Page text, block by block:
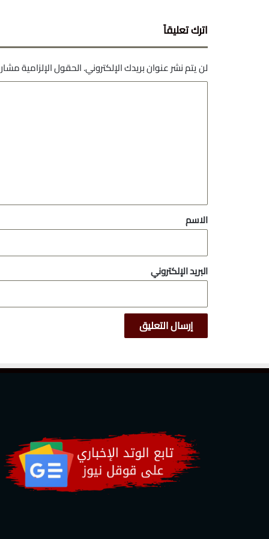
اترك تعليقاً
لن يتم نشر عنوان بريدك الإلكتروني.الحقول الإلزامية مشار
*
الاسم
البريد الإلكتروني